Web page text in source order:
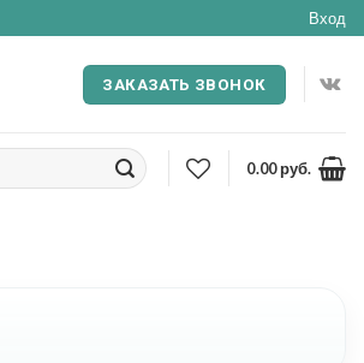
Вход
ЗАКАЗАТЬ ЗВОНОК
0.00руб.